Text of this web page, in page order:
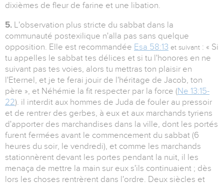
dixièmes de fleur de farine et une libation.
5. L'observation plus stricte du sabbat dans la
communauté postexilique n'alla pas sans quelque
opposition. Elle est recommandée Esa 58:13 et suivant : « Si
tu appelles le sabbat tes délices et si tu l'honores en ne
suivant pas tes voies, alors tu mettras ton plaisir en
l'Eternel, et je te ferai jouir de l'héritage de Jacob, ton
père », et Néhémie la fit respecter par la force (Ne 13:15-
22). il interdit aux hommes de Juda de fouler au pressoir
et de rentrer des gerbes, à eux et aux marchands tyriens
d'apporter des marchandises dans la ville, dont les portés
furent fermées avant le commencement du sabbat (6
heures du soir, le vendredi), et comme les marchands
stationnèrent devant les portes pendant la nuit, il les
menaça de mettre la main sur eux s'ils continuaient ; dès
lors les choses rentrèrent dans l'ordre. Deux siècles et